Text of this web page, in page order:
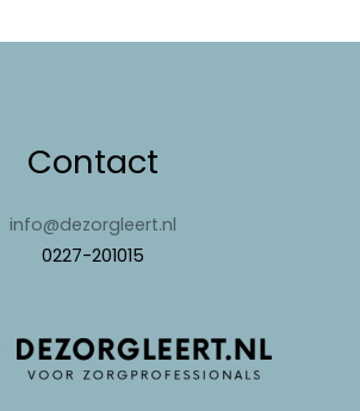
Contact
info@dezorgleert.nl
0227-201015